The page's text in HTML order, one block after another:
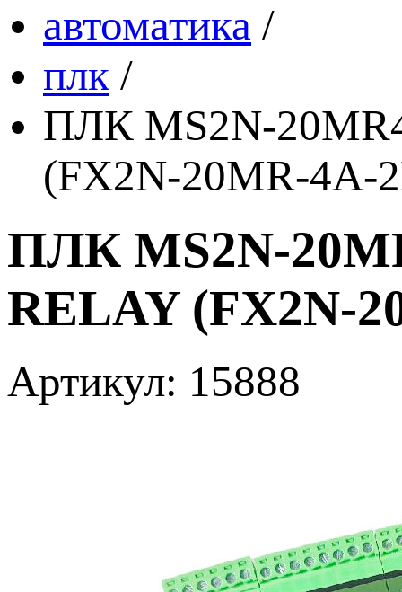
автоматика /
плк /
ПЛК MS2N-
(FX2N-20MR-4A-
ПЛК MS2N-
RELAY (FX2N-
Артикул: 15888